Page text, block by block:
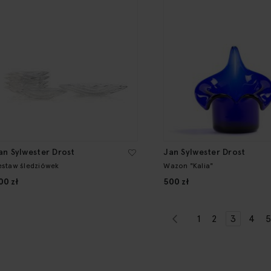
Sylwester Drost
śledziówek
zł
Jan Sylwester Drost
Wazon "Kalia"
500 zł
Page Page
Previous
Page
1 Page
2 You're
3 Page
4 5